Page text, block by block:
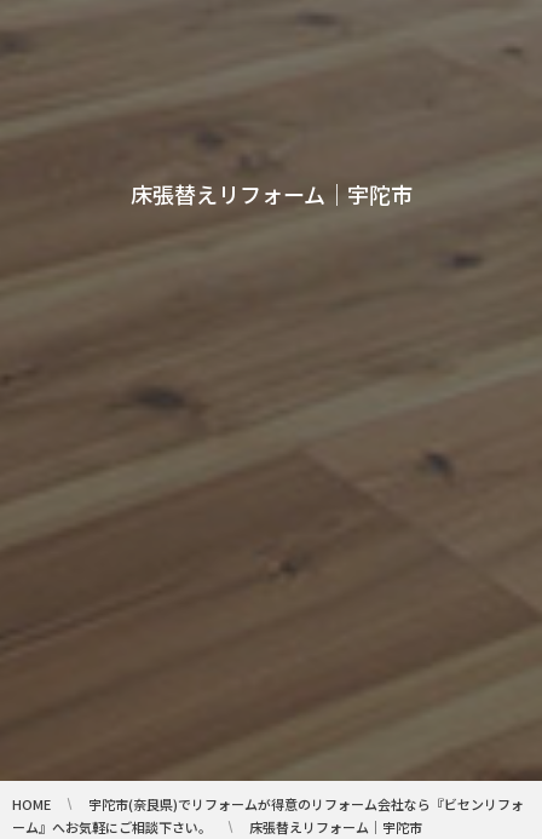
床張替えリフォーム｜宇陀市
HOME
宇陀市(奈良県)でリフォームが得意のリフォーム会社なら『ビセンリフォ
ーム』へお気軽にご相談下さい。
床張替えリフォーム｜宇陀市